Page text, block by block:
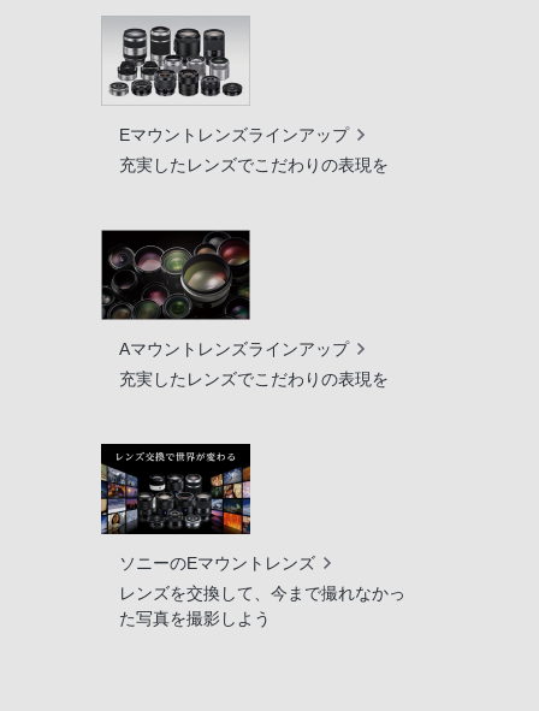
Eマウントレンズラインアップ
充実したレンズでこだわりの表現を
Aマウントレンズラインアップ
充実したレンズでこだわりの表現を
ソニーのEマウントレンズ
レンズを交換して、今まで撮れなかっ
た写真を撮影しよう